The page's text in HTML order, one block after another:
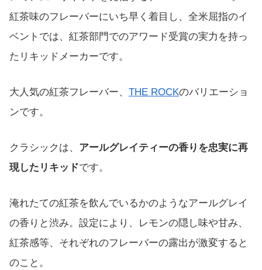
紅茶味のフレーバーにいち早く着目し、全米屈指のイ
ベントでは、紅茶部門でのアワード受賞の実力を持っ
たリキッドメーカーです。
大人気の紅茶フレーバー、 THE ROCKのバリエーショ
ンです。
クラシックは、 アールグレイティーの香りを忠実に再
現したリキッドです。
淹れたての紅茶を飲んでいるかのようなアールグレイ
の香りと渋み。設定により、レモンの隠し味や甘み、
紅茶感等、それぞれのフレーバーの露出が激変すると
のこと。